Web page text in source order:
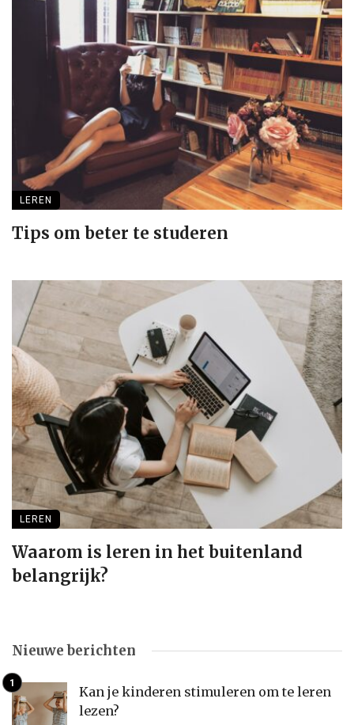
LEREN
Tips om beter te studeren
LEREN
Waarom is leren in het buitenland
belangrijk?
Nieuwe berichten
Kan je kinderen stimuleren om te leren
lezen?